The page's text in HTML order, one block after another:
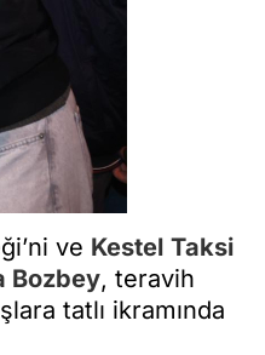
ve Kestel Taksi
Bozbey, teravih
tatlı ikramında